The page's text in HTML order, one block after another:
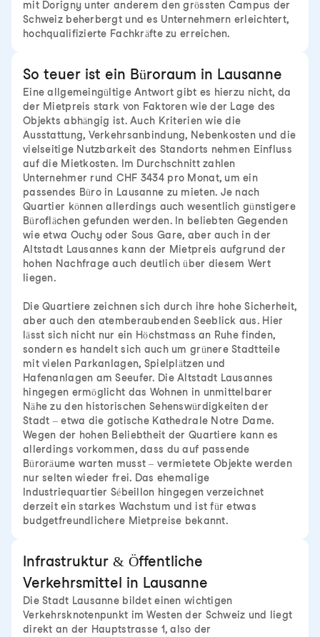
mit Dorigny unter anderem den grössten Campus der
Schweiz beherbergt und es Unternehmern erleichtert,
hochqualifizierte Fachkräfte zu erreichen.
So teuer ist ein Büroraum in Lausanne
Eine allgemeingültige Antwort gibt es hierzu nicht, da
der Mietpreis stark von Faktoren wie der Lage des
Objekts abhängig ist. Auch Kriterien wie die
Ausstattung, Verkehrsanbindung, Nebenkosten und die
vielseitige Nutzbarkeit des Standorts nehmen Einfluss
auf die Mietkosten. Im Durchschnitt zahlen
Unternehmer rund CHF 3434 pro Monat, um ein
passendes Büro in Lausanne zu mieten. Je nach
Quartier können allerdings auch wesentlich günstigere
Büroflächen gefunden werden. In beliebten Gegenden
wie etwa Ouchy oder Sous Gare, aber auch in der
Altstadt Lausannes kann der Mietpreis aufgrund der
hohen Nachfrage auch deutlich über diesem Wert
liegen.
Die Quartiere zeichnen sich durch ihre hohe Sicherheit,
aber auch den atemberaubenden Seeblick aus. Hier
lässt sich nicht nur ein Höchstmass an Ruhe finden,
sondern es handelt sich auch um grünere Stadtteile
mit vielen Parkanlagen, Spielplätzen und
Hafenanlagen am Seeufer. Die Altstadt Lausannes
hingegen ermöglicht das Wohnen in unmittelbarer
Nähe zu den historischen Sehenswürdigkeiten der
Stadt – etwa die gotische Kathedrale Notre Dame.
Wegen der hohen Beliebtheit der Quartiere kann es
allerdings vorkommen, dass du auf passende
Büroräume warten musst – vermietete Objekte werden
nur selten wieder frei. Das ehemalige
Industriequartier Sébeillon hingegen verzeichnet
derzeit ein starkes Wachstum und ist für etwas
budgetfreundlichere Mietpreise bekannt.
Infrastruktur & Öffentliche
Verkehrsmittel in Lausanne
Die Stadt Lausanne bildet einen wichtigen
Verkehrsknotenpunkt im Westen der Schweiz und liegt
direkt an der Hauptstrasse 1, also der